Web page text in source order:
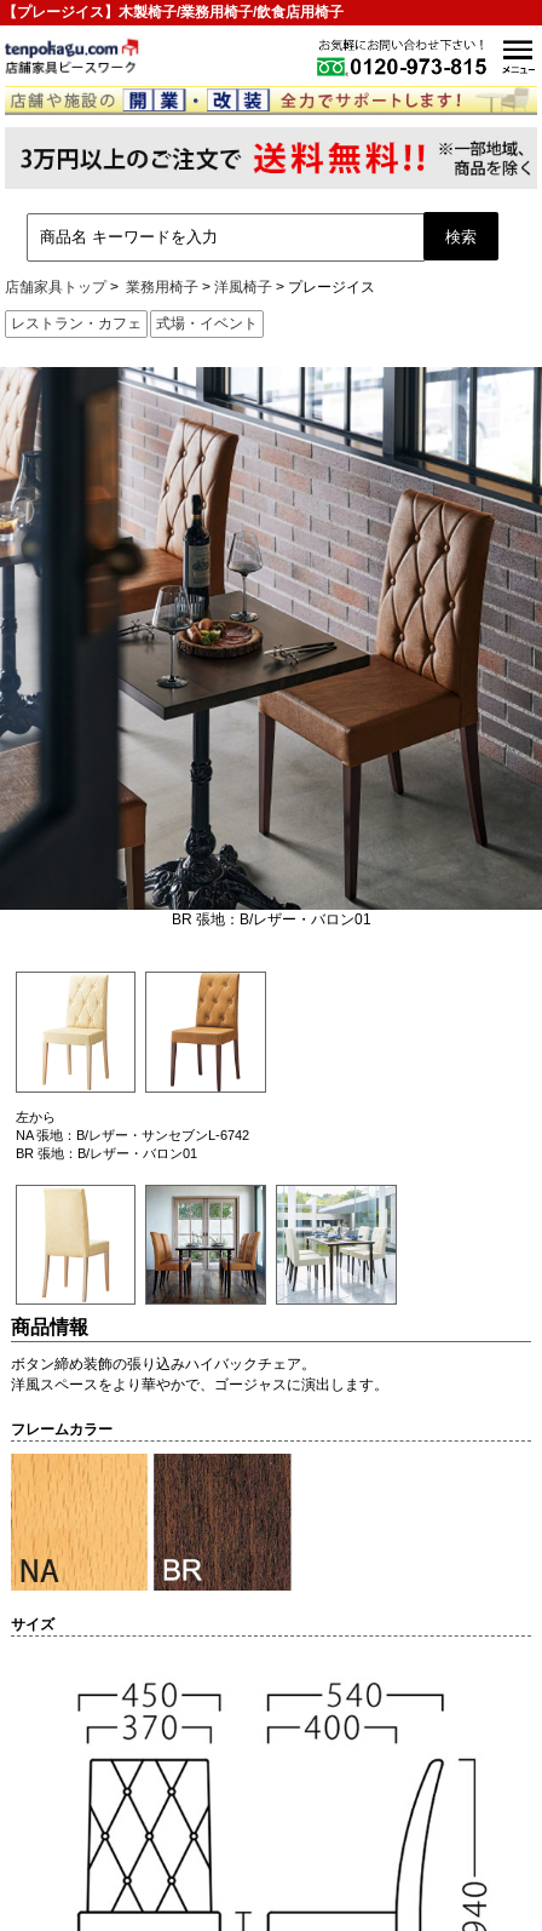
【プレージイス】木製椅子/業務用椅子/飲食店用椅子
店舗家具トップ 業務用椅子 洋風椅子 プレージイス
レストラン・カフェ 式場・イベント
BR 張地：B/レザー・バロン01
左から
NA 張地：B/レザー・サンセブンL-6742
BR 張地：B/レザー・バロン01
商品情報
ボタン締め装飾の張り込みハイバックチェア。
洋風スペースをより華やかで、ゴージャスに演出します。
フレームカラー
サイズ